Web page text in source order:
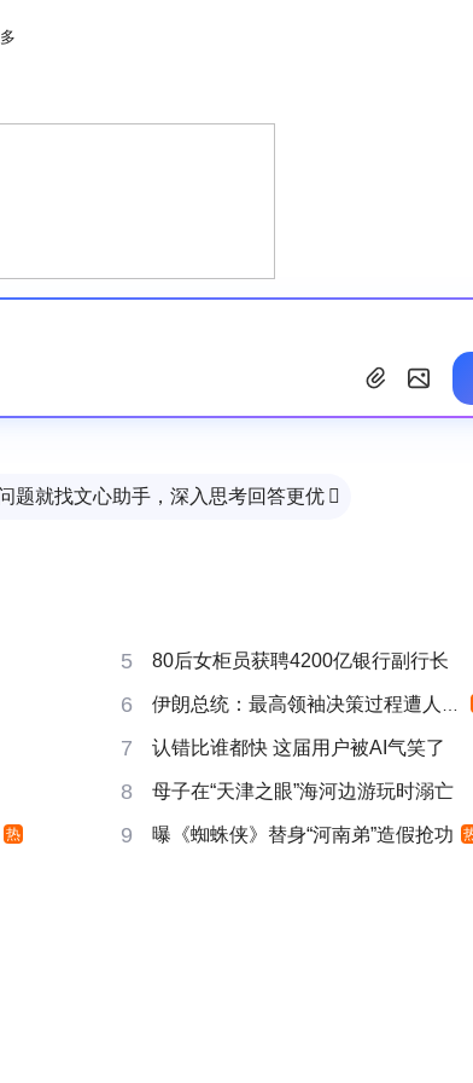
题就找文心助手，深入思考回答更优 
5 80后女柜员获聘4200亿银行副行长
6 伊朗总统：最高领袖决策过程遭人利用
7 认错比谁都快 这届用户被AI气笑了
8 母子在“天津之眼”海河边游玩时溺亡
热 9 曝《蜘蛛侠》替身“河南弟”造假抢功